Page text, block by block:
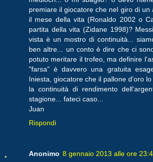
premiare il giocatore che nel giro di un
il mese della vita (Ronaldo 2002 o
partita della vita (Zidane 1998)?
vista è un mostro di continuità...
ben altre... un conto è dire che ci
potuto meritare il trofeo, ma definire
"farsa" è davvero una gratuita
Iniesta, giocatore che il pallone d'oro
la continuità di rendimento
stagione... fateci caso...
Juan
Rispondi
Anonimo 8 gennaio 2013 alle ore